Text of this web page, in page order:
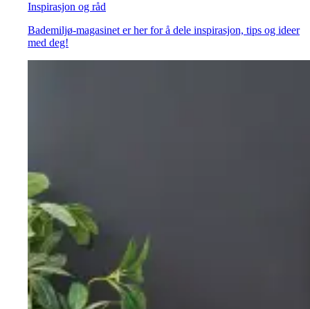
Inspirasjon og råd
Bademiljø-magasinet er her for å dele inspirasjon, tips og ideer
med deg!